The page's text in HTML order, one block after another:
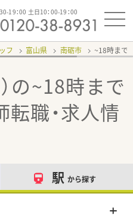
19：00 土日10：00-19：00
フ 富山県 南砺市 ~18時まで
の~18時まで
転職・求人情
駅 から探す